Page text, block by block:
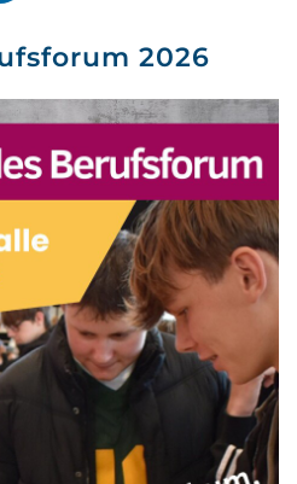
2026